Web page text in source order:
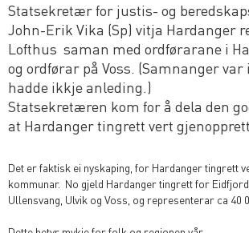
Statsekretær for justis- og
John-Erik Vika (Sp) vitja Hardanger
Lofthus saman med ordførarane i
og ordførar på Voss. (Samnanger
hadde ikkje anleding.)
Statsekretæren kom for å dela den
at Hardanger tingrett vert
Det er faktisk ei nyskaping, for Hardanger tingrett
kommunar. No gjeld Hardanger tingrett for
Ullensvang, Ulvik og Voss, og representerar ca 40